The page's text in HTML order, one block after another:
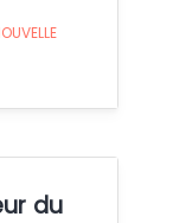
du